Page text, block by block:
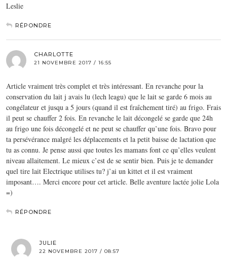
Leslie
RÉPONDRE
CHARLOTTE
21 NOVEMBRE 2017 / 16:55
Article vraiment très complet et très intéressant. En revanche pour la
conservation du lait j avais lu (lech leagu) que le lait se garde 6 mois au
congélateur et jusqu a 5 jours (quand il est fraîchement tiré) au frigo. Frais
il peut se chauffer 2 fois. En revanche le lait décongelé se garde que 24h
au frigo une fois décongelé et ne peut se chauffer qu’une fois. Bravo pour
ta persévérance malgré les déplacements et la petit baisse de lactation que
tu as connu. Je pense aussi que toutes les mamans font ce qu’elles veulent
niveau allaitement. Le mieux c’est de se sentir bien. Puis je te demander
quel tire lait Electrique utilises tu? j’ai un kittet et il est vraiment
imposant…. Merci encore pour cet article. Belle aventure lactée jolie Lola
=)
RÉPONDRE
JULIE
22 NOVEMBRE 2017 / 08:57